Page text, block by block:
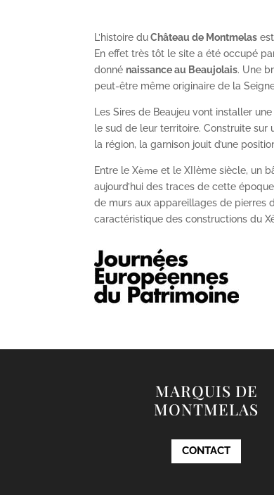
L’histoire duChâteau de Montmelas
En effet très tôt le site a été occupé
donné naissance au Beaujolais. Une
peut-être même originaire de la
Les Sires de Beaujeu vont installer
le sud de leur territoire. Construite
la région, la garnison jouit d’une
Entre le Xème et le XIIème siècle, un
aujourd’hui des traces de cette
de murs aux appareillages de pierres
caractéristique des constructions du X
MARQUIS DE
MONTMELAS
CONTACT